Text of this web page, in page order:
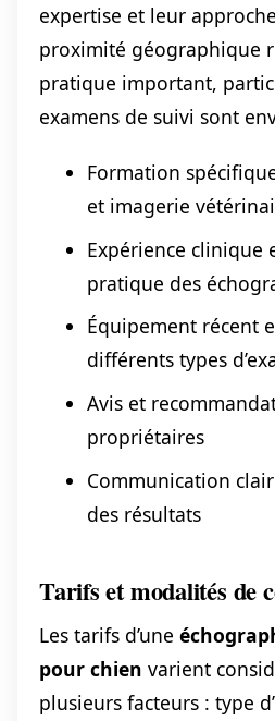
expertise et leur
proximité géographique
pratique important,
examens de suivi sont
Formation
et imagerie
Expérience clinique
pratique des
Équipement récent
différents types
Avis et
propriétaires
Communication
des résultats
Tarifs et modalités de
Les tarifs d’une
pour chien varient
plusieurs facteurs : type